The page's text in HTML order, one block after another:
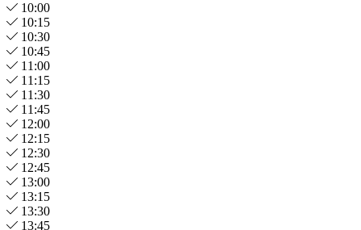
10:00
10:15
10:30
10:45
11:00
11:15
11:30
11:45
12:00
12:15
12:30
12:45
13:00
13:15
13:30
13:45